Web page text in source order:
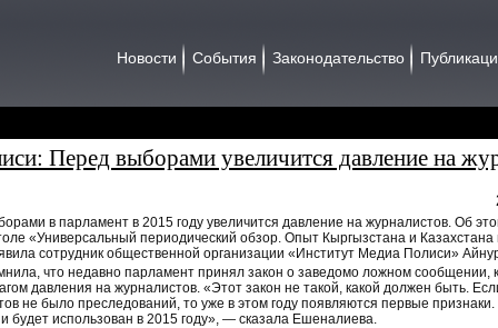
Новости События Законодательство
Перед выборами увеличится давление на
в парламент в 2015 году увеличится давление на журналистов. Об
«Универсальный периодический обзор. Опыт Кыргызстана и
сотрудник общественной организации «Институт Медиа Полиси»
что недавно парламент принял закон о заведомо ложном
давления на журналистов. «Этот закон не такой, какой должен быть.
не было преследований, то уже в этом году появляются первые
будет использован в 2015 году», — сказала Ешеналиева.